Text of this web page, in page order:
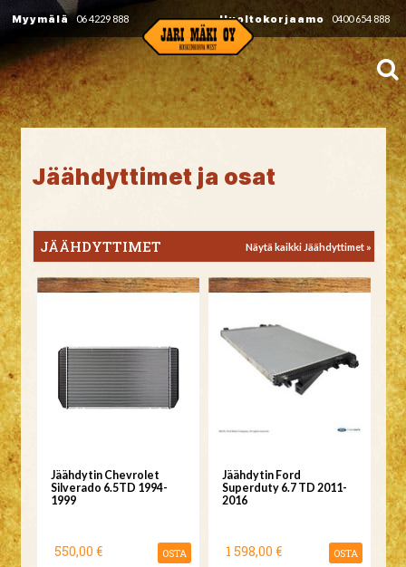
Myymälä 06 4229 888 Huoltokorjaamo 0400 654 888
Jäähdyttimet ja osat
JÄÄHDYTTIMET Näytä kaikki Jäähdyttimet »
Jäähdytin Chevrolet
Silverado 6.5TD 1994-
1999
550,00 € OSTA
Jäähdytin Ford
Superduty 6.7 TD 2011-
2016
1 598,00 € OSTA